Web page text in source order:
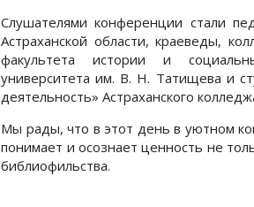
Слушателями конференции стали
Астраханской области, краеведы,
факультета истории и
университета им. В. Н. Татищева и
деятельность» Астраханского
Мы рады, что в этот день в уютном
понимает и осознает ценность не
библиофильства.